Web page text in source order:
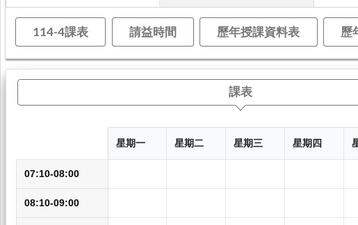
114-4課表 請益時間 歷年授課資料表 歷
課表
星期一 星期二 星期三 星期四
07:10-08:00
08:10-09:00